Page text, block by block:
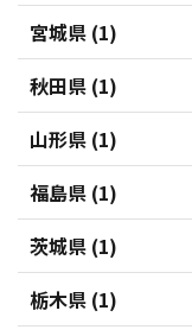
宮城県 (1)
秋田県 (1)
山形県 (1)
福島県 (1)
茨城県 (1)
栃木県 (1)